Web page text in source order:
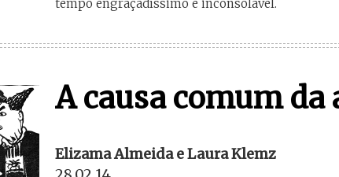
tempo engraçadíssimo e inconsolável.
A causa comum da
Elizama Almeida e Laura Klemz